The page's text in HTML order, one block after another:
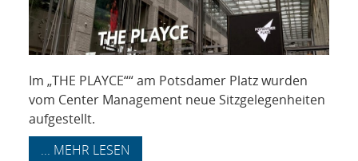
Im „THE PLAYCE““ am Potsdamer Platz wurden
vom Center Management neue Sitzgelegenheiten
aufgestellt.
... MEHR LESEN